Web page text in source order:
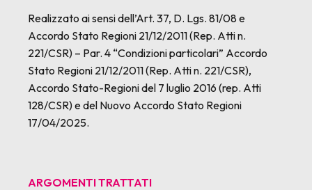
Realizzato ai sensi dell’Art. 37, D. Lgs. 81/08 e
Accordo Stato Regioni 21/12/2011 (Rep. Atti n.
221/CSR) – Par. 4 “Condizioni particolari” Accordo
Stato Regioni 21/12/2011 (Rep. Atti n. 221/CSR),
Accordo Stato-Regioni del 7 luglio 2016 (rep. Atti
128/CSR) e del Nuovo Accordo Stato Regioni
17/04/2025.
ARGOMENTI TRATTATI